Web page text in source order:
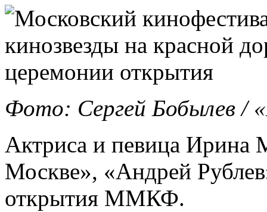
Фото: Сергей Бобылев /
Актриса и певица
Москве», «Андрей
открытия ММКФ.